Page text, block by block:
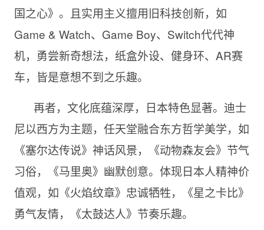
国之心》。且实用主义擅用旧科技创新，如
Game & Watch、Game Boy、Switch代代神
机，勇尝新奇想法，纸盒外设、健身环、AR赛
车，皆是意想不到之乐趣。
再者，文化底蕴深厚，日本特色显著。迪士
尼以西方为主题，任天堂融合东方哲学美学，如
《塞尔达传说》神话风景，《动物森友会》节气
习俗，《马里奥》幽默创意。体现日本人精神价
值观，如《火焰纹章》忠诚牺牲，《星之卡比》
勇气友情，《太鼓达人》节奏乐趣。